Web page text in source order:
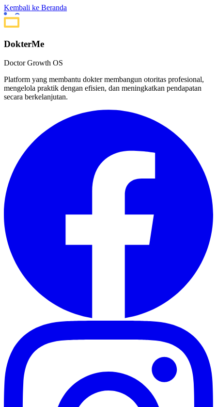
Kembali ke Beranda
DokterMe
Doctor Growth OS
Platform yang membantu dokter membangun otoritas profesional,
mengelola praktik dengan efisien, dan meningkatkan pendapatan
secara berkelanjutan.